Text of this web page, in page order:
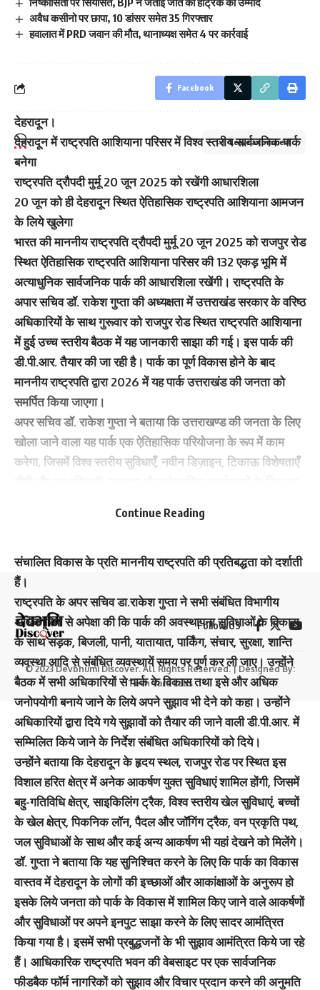
अवैध कसीनो पर छापा, 10 डांसर समेत 35 गिरफ्तार
हवालात में PRD जवान की मौत, थानाध्यक्ष समेत 4 पर कार्रवाई
Facebook
Leave a comment
देहरादून।
देहरादून में राष्ट्रपति आशियाना परिसर में विश्व स्तरीय सार्वजनिक पार्क
बनेगा
राष्ट्रपति द्रौपदी मुर्मू 20 जून 2025 को रखेंगी आधारशिला
20 जून को ही देहरादून स्थित ऐतिहासिक राष्ट्रपति आशियाना आमजन
के लिये खुलेगा
भारत की माननीय राष्ट्रपति द्रौपदी मुर्मू 20 जून 2025 को राजपुर रोड
स्थित ऐतिहासिक राष्ट्रपति आशियाना परिसर की 132 एकड़ भूमि में
अत्याधुनिक सार्वजनिक पार्क की आधारशिला रखेंगी। राष्ट्रपति के
अपार सचिव डॉ. राकेश गुप्ता की अध्यक्षता में उत्तराखंड सरकार के वरिष्ठ
अधिकारियों के साथ गुरूवार को राजपुर रोड स्थित राष्ट्रपति आशियाना
में हुई उच्च स्तरीय बैठक में यह जानकारी साझा की गई। इस पार्क की
डी.पी.आर. तैयार की जा रही है। पार्क का पूर्ण विकास होने के बाद
माननीय राष्ट्रपति द्वारा 2026 में यह पार्क उत्तराखंड की जनता को
समर्पित किया जाएगा।
अपर सचिव डॉ. राकेश गुप्ता ने बताया कि उत्तराखण्ड की जनता के लिए
खोला जाने वाला यह पार्क एक ऐतिहासिक परियोजना के रूप में काम
करेगा, जिसमें विश्व स्तरीय सुविधाएँ, नवीन डिज़ाइन, टिकाऊ विशेषताएँ
नागरिकों के जुड़ाव को बढ़ाने के माननीय राष्ट्रपति के दृष्टिकोण के
संचालित विकास के प्रति माननीय राष्ट्रपति की प्रतिबद्धता को दर्शाती
हैं।
राष्ट्रपति के अपर सचिव डा.राकेश गुप्ता ने सभी संबंधित विभागीय
अधिकारियों से अपेक्षा की कि पार्क की अवस्थापना सुविधाओं के विकास
के साथ सड़क, बिजली, पानी, यातायात, पार्किंग, संचार, सुरक्षा, शान्ति
व्यवस्था आदि से संबंधित व्यवस्थायें समय पर पूर्ण कर ली जाए। उन्होंने
बैठक में सभी अधिकारियों से पार्क के विकास तथा इसे और अधिक
जनोपयोगी बनाये जाने के लिये अपने सुझाव भी देने को कहा। उन्होंने
अधिकारियों द्वारा दिये गये सुझावों को तैयार की जाने वाली डी.पी.आर. में
सम्मिलित किये जाने के निर्देश संबंधित अधिकारियों को दिये।
उन्होंने बताया कि देहरादून के हृदय स्थल, राजपुर रोड पर स्थित इस
विशाल हरित क्षेत्र में अनेक आकर्षण युक्त सुविधाएं शामिल होंगी, जिसमें
बहु-गतिविधि क्षेत्र, साइकिलिंग ट्रैक, विश्व स्तरीय खेल सुविधाएं, बच्चों
के खेल क्षेत्र, पिकनिक लॉन, पैदल और जॉगिंग ट्रैक, वन प्रकृति पथ,
जल सुविधाओं के साथ और कई अन्य आकर्षण भी यहां देखने को मिलेंगे।
डॉ. गुप्ता ने बताया कि यह सुनिश्चित करने के लिए कि पार्क का विकास
वास्तव में देहरादून के लोगों की इच्छाओं और आकांक्षाओं के अनुरूप हो
इसके लिये जनता को पार्क के विकास में शामिल किए जाने वाले आकर्षणों
और सुविधाओं पर अपने इनपुट साझा करने के लिए सादर आमंत्रित
किया गया है। इसमें सभी प्रबुद्धजनों के भी सुझाव आमंत्रित किये जा रहे
हैं। आधिकारिक राष्ट्रपति भवन की वेबसाइट पर एक सार्वजनिक
फीडबैक फॉर्म नागरिकों को सुझाव और विचार प्रदान करने की अनुमति
Continue Reading
Follow US
© 2023 Devbhumi Discover. All Rights Reserved. | Designed By:
Tech Yard Labs